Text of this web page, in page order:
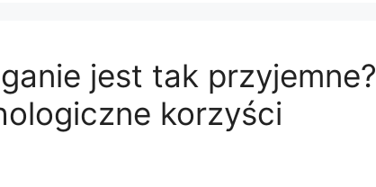
jest tak przyjemne?
korzyści